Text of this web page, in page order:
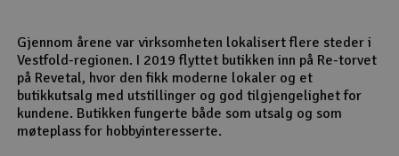
Gjennom årene var virksomheten lokalisert flere steder i
Vestfold-regionen. I 2019 flyttet butikken inn på Re-torvet
på Revetal, hvor den fikk moderne lokaler og et
butikkutsalg med utstillinger og god tilgjengelighet for
kundene. Butikken fungerte både som utsalg og som
møteplass for hobbyinteresserte.